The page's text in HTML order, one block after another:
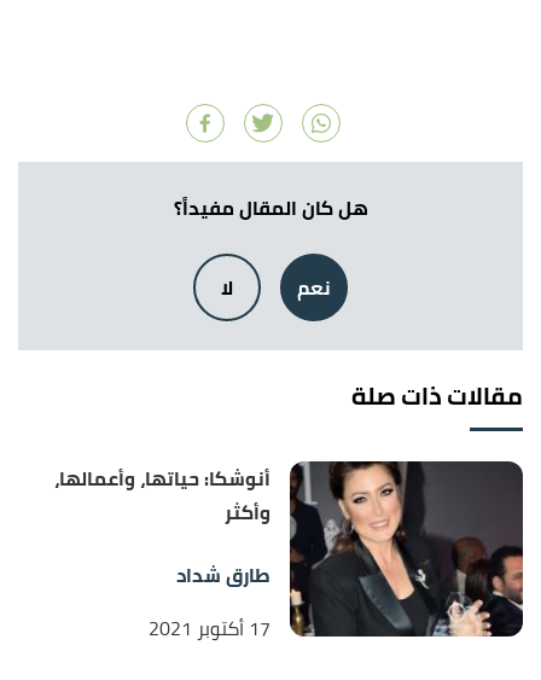
هل كان المقال مفيداً؟
نعم لا
مقالات ذات صلة
أنوشكا: حياتها، وأعمالها،
وأكثر
طارق شداد
17 أكتوبر 2021